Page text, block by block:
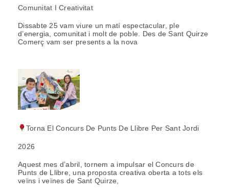
Comunitat I Creativitat
Dissabte 25 vam viure un matí espectacular, ple
d’energia, comunitat i molt de poble. Des de Sant Quirze
Comerç vam ser presents a la nova
Torna El Concurs De Punts De Llibre Per Sant Jordi
2026
Aquest mes d’abril, tornem a impulsar el Concurs de
Punts de Llibre, una proposta creativa oberta a tots els
veïns i veïnes de Sant Quirze,